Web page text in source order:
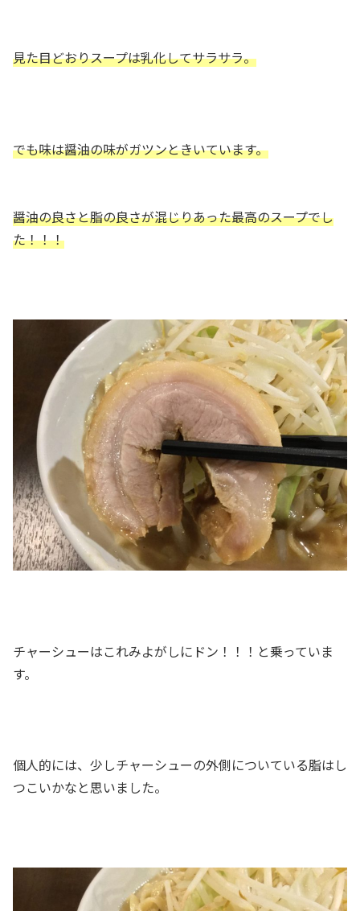
見た目どおりスープは乳化してサラサラ。
でも味は醤油の味がガツンときいています。
醤油の良さと脂の良さが混じりあった最高のスープでし
た！！！
チャーシューはこれみよがしにドン！！！と乗っていま
す。
個人的には、少しチャーシューの外側についている脂はし
つこいかなと思いました。